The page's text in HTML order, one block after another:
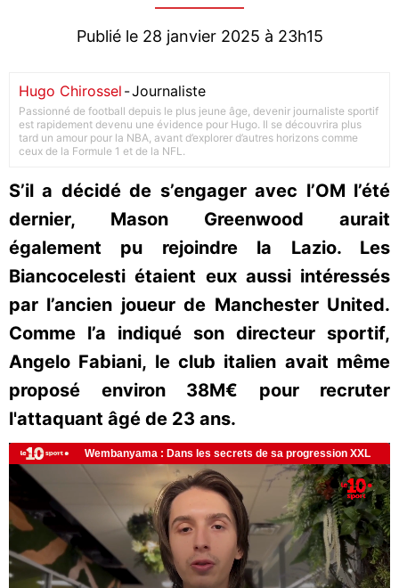
Publié le 28 janvier 2025 à 23h15
Hugo Chirossel -Journaliste
Passionné de football depuis le plus jeune âge, devenir journaliste sportif
est rapidement devenu une évidence pour Hugo. Il se découvrira plus
tard un amour pour la NBA, avant d’explorer d’autres horizons comme
ceux de la Formule 1 et de la NFL.
S’il a décidé de s’engager avec l’OM l’été
dernier, Mason Greenwood aurait
également pu rejoindre la Lazio. Les
Biancocelesti étaient eux aussi intéressés
par l’ancien joueur de Manchester United.
Comme l’a indiqué son directeur sportif,
Angelo Fabiani, le club italien avait même
proposé environ 38M€ pour recruter
l'attaquant âgé de 23 ans.